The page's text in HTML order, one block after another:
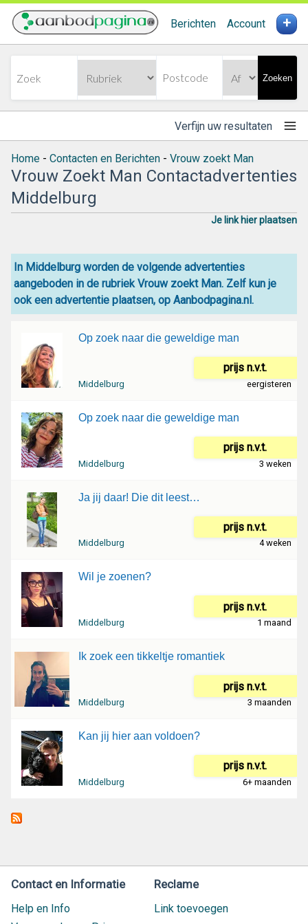
Berichten Account +
Zoeken
Verfijn uw resultaten
Home - Contacten en Berichten - Vrouw zoekt Man
Vrouw Zoekt Man Contactadvertenties
Middelburg
Je link hier plaatsen
In Middelburg worden de volgende advertenties
aangeboden in de rubriek Vrouw zoekt Man. Zelf kun je
ook een advertentie plaatsen, op Aanbodpagina.nl.
Op zoek naar die geweldige man
prijs n.v.t.
Middelburg eergisteren
Op zoek naar die geweldige man
prijs n.v.t.
Middelburg 3 weken
Ja jij daar! Die dit leest…
prijs n.v.t.
Middelburg 4 weken
Wil je zoenen?
prijs n.v.t.
Middelburg 1 maand
Ik zoek een tikkeltje romantiek
prijs n.v.t.
Middelburg 3 maanden
Kan jij hier aan voldoen?
prijs n.v.t.
Middelburg 6+ maanden
Contact en Informatie
Help en Info
Reclame
Link toevoegen